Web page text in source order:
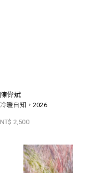
陳偉斌
冷暖自知，2026
NT$ 2,500